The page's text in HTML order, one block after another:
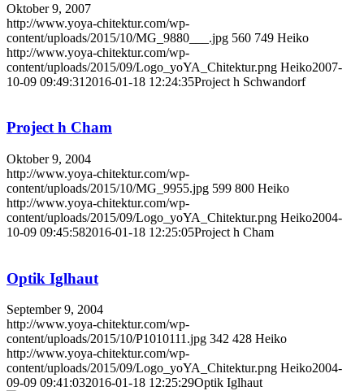
Oktober 9, 2007
http://www.yoya-chitektur.com/wp-
content/uploads/2015/10/MG_9880___.jpg 560 749 Heiko
http://www.yoya-chitektur.com/wp-
content/uploads/2015/09/Logo_yoYA_Chitektur.png Heiko2007-
10-09 09:49:31 2016-01-18 12:24:35Project h Schwandorf
Project h Cham
Oktober 9, 2004
http://www.yoya-chitektur.com/wp-
content/uploads/2015/10/MG_9955.jpg 599 800 Heiko
http://www.yoya-chitektur.com/wp-
content/uploads/2015/09/Logo_yoYA_Chitektur.png Heiko2004-
10-09 09:45:582016-01-18 12:25:05Project h Cham
Optik Iglhaut
September 9, 2004
http://www.yoya-chitektur.com/wp-
content/uploads/2015/10/P1010111.jpg 342 428 Heiko
http://www.yoya-chitektur.com/wp-
content/uploads/2015/09/Logo_yoYA_Chitektur.png Heiko2004-
09-09 09:41:032016-01-18 12:25:29Optik Iglhaut